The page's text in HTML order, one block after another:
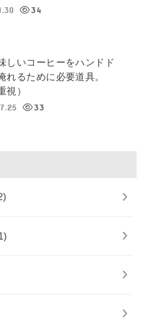
34
しいコーヒーをハンドド
れるために必要道具。
視）
33